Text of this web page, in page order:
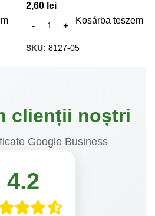
2,60 lei
Kosárba teszem
SKU: 8127-05
clienții noștri
Google Business
4.2